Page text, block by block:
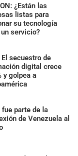
¿Están las
listas para
su tecnología
servicio?
El secuestro de
digital crece
y golpea a
fue parte de la
de Venezuela al